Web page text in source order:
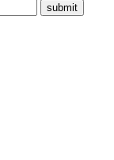
submit